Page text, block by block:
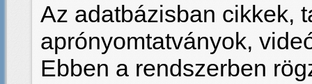
Az adatbázisban cikkek,
aprónyomtatványok,
Ebben a rendszerben